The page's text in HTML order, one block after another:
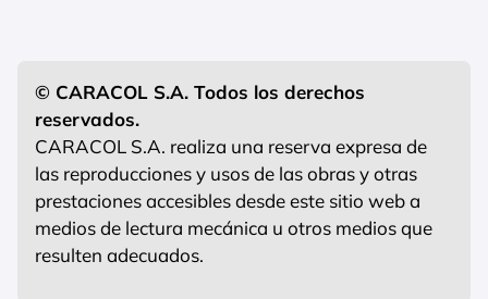
© CARACOL S.A. Todos los derechos
reservados.
CARACOL S.A. realiza una reserva expresa de
las reproducciones y usos de las obras y otras
prestaciones accesibles desde este sitio web a
medios de lectura mecánica u otros medios que
resulten adecuados.